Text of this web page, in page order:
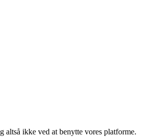
altså ikke ved at benytte vores platforme.